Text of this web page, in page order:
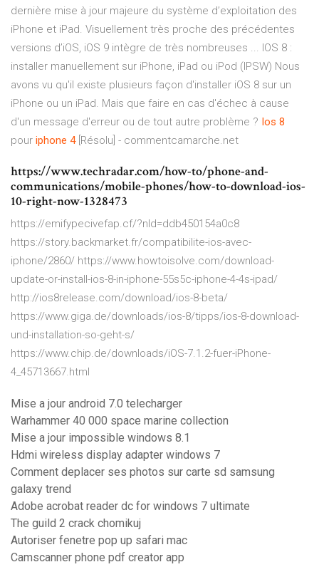
dernière mise à jour majeure du système d’exploitation des
iPhone et iPad. Visuellement très proche des précédentes
versions d’iOS, iOS 9 intègre de très nombreuses ... IOS 8 :
installer manuellement sur iPhone, iPad ou iPod (IPSW) Nous
avons vu qu'il existe plusieurs façon d'installer iOS 8 sur un
iPhone ou un iPad. Mais que faire en cas d'échec à cause
d'un message d'erreur ou de tout autre problème ? Ios 8
pour iphone 4[Résolu] - commentcamarche.net
https://www.techradar.com/how-to/phone-and-
communications/mobile-phones/how-to-download-ios-
10-right-now-1328473
https://emifypecivefap.cf/?nld=ddb450154a0c8
https://story.backmarket.fr/compatibilite-ios-avec-
iphone/2860/ https://www.howtoisolve.com/download-
update-or-install-ios-8-in-iphone-55s5c-iphone-4-4s-ipad/
http://ios8release.com/download/ios-8-beta/
https://www.giga.de/downloads/ios-8/tipps/ios-8-download-
und-installation-so-geht-s/
https://www.chip.de/downloads/iOS-7.1.2-fuer-iPhone-
4_45713667.html
Mise a jour android 7.0 telecharger
Warhammer 40 000 space marine collection
Mise a jour impossible windows 8.1
Hdmi wireless display adapter windows 7
Comment deplacer ses photos sur carte sd samsung
galaxy trend
Adobe acrobat reader dc for windows 7 ultimate
The guild 2 crack chomikuj
Autoriser fenetre pop up safari mac
Camscanner phone pdf creator app